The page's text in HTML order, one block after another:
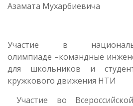
Азамата Мухарбиевича
Участие в национально-
олимпиаде –командные
для школьников и
кружкового движения НТИ
Участие во